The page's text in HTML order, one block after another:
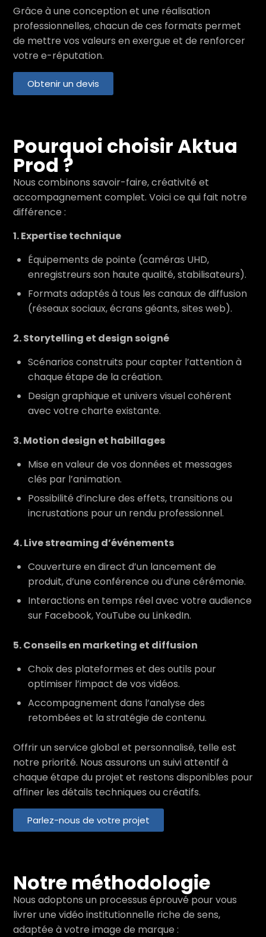
Grâce à une conception et une réalisation
professionnelles, chacun de ces formats permet
de mettre vos valeurs en exergue et de renforcer
votre e-réputation.
Obtenir un devis
Pourquoi choisir Aktua
Prod ?
Nous combinons savoir-faire, créativité et
accompagnement complet. Voici ce qui fait notre
différence :
1. Expertise technique
Équipements de pointe (caméras UHD,
enregistreurs son haute qualité, stabilisateurs).
Formats adaptés à tous les canaux de diffusion
(réseaux sociaux, écrans géants, sites web).
2. Storytelling et design soigné
Scénarios construits pour capter l’attention à
chaque étape de la création.
Design graphique et univers visuel cohérent
avec votre charte existante.
3. Motion design et habillages
Mise en valeur de vos données et messages
clés par l’animation.
Possibilité d’inclure des effets, transitions ou
incrustations pour un rendu professionnel.
4. Live streaming d’événements
Couverture en direct d’un lancement de
produit, d’une conférence ou d’une cérémonie.
Interactions en temps réel avec votre audience
sur Facebook, YouTube ou LinkedIn.
5. Conseils en marketing et diffusion
Choix des plateformes et des outils pour
optimiser l’impact de vos vidéos.
Accompagnement dans l’analyse des
retombées et la stratégie de contenu.
Offrir un service global et personnalisé, telle est
notre priorité. Nous assurons un suivi attentif à
chaque étape du projet et restons disponibles pour
affiner les détails techniques ou créatifs.
Parlez-nous de votre projet
Notre méthodologie
Nous adoptons un processus éprouvé pour vous
livrer une vidéo institutionnelle riche de sens,
adaptée à votre image de marque :